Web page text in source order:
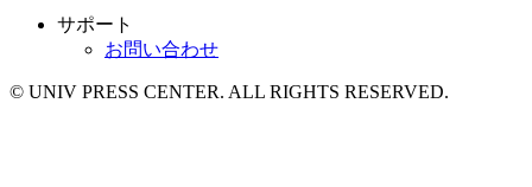
サポート
お問い合わせ
© UNIV PRESS CENTER. ALL RIGHTS RESERVED.